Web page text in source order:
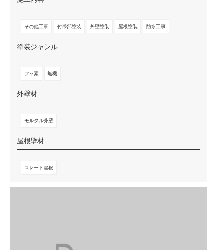
その他工事 付帯部塗装 外壁塗装 屋根塗装 防水工事
塗装ジャンル
フッ素 無機
外壁材
モルタル外壁
屋根壁材
スレート屋根